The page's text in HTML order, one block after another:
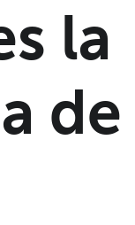
la
de